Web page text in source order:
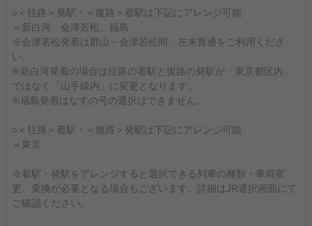
○＜往路＞発駅・＜復路＞着駅は下記にアレンジ可能
＝新白河、会津若松、福島
※会津若松発着は郡山－会津若松間、在来普通をご利用くださ
い。
※新白河発着の場合は往路の着駅と復路の発駅が「東京都区内」
ではなく「山手線内」に変更となります。
※福島発着はなすの号の選択はできません。
○＜往路＞着駅・＜復路＞発駅は下記にアレンジ可能
＝東京
※着駅・発駅をアレンジすると選択できる列車の種類・車両変
更、乗換が必要となる場合もございます。詳細はJR選択画面にて
ご確認ください。